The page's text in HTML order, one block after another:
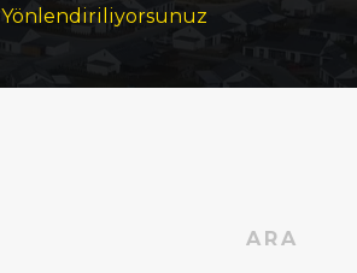
Yönlendiriliyorsunuz
ARA